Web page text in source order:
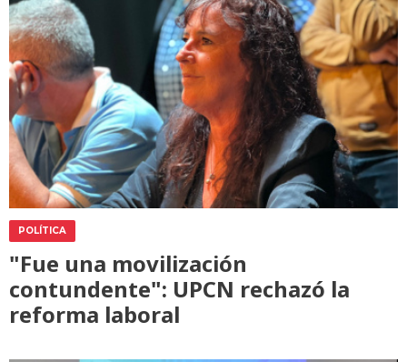
POLÍTICA
"Fue una movilización
contundente": UPCN rechazó la
reforma laboral